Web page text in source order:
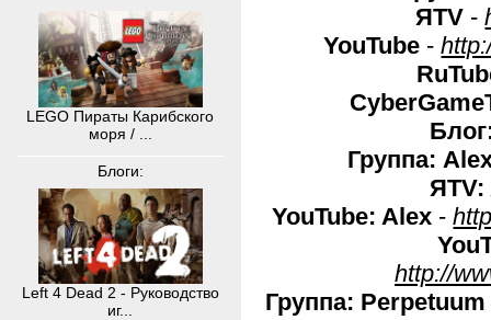
LEGO Пираты Карибского
моря / ...
Блоги:
Left 4 Dead 2 - Руководство
иг...
ЯTV -
YouTube -
Группа:
ЯTV:
YouTube: Alex -
http://
Группа: